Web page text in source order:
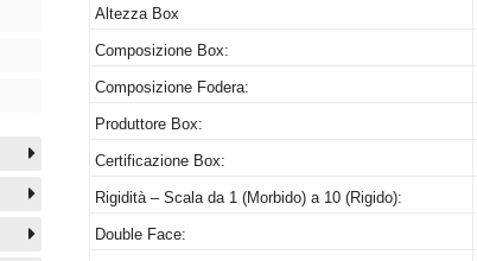
Altezza Box
Composizione Box:
Composizione Fodera:
Produttore Box:
Certificazione Box:
Rigidità – Scala da 1 (Morbido) a 10 (Rigido):
Double Face: